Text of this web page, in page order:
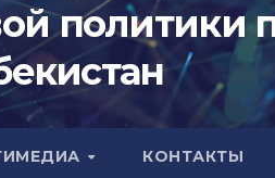
политики
КОНТАКТЫ